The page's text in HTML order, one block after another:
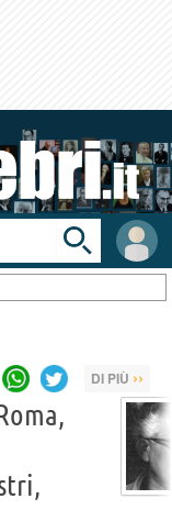
User
area
Toggle
search
bar
DI PIÙ ››